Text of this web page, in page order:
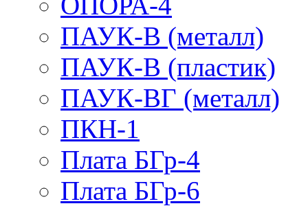
ПАУК-В (металл)
ПАУК-В (пластик)
ПАУК-ВГ (металл)
ПКН-1
Плата БГр-4
Плата БГр-6